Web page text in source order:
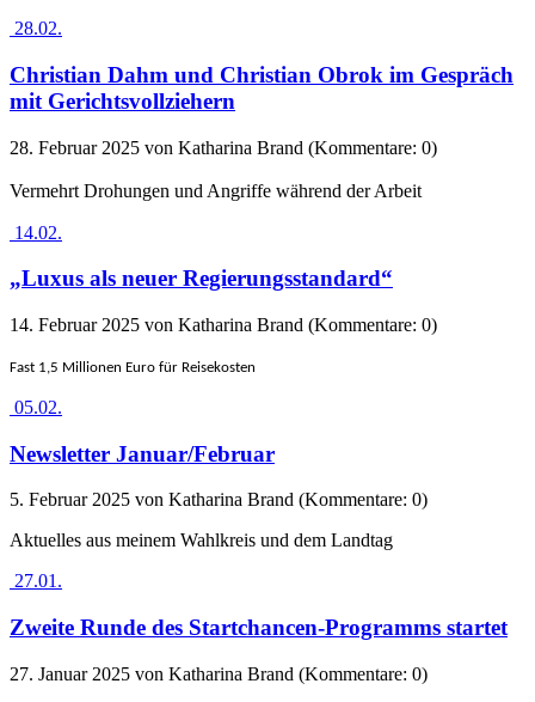
28.02.
Christian Dahm und Christian Obrok im Gespräch
mit Gerichtsvollziehern
28. Februar 2025 von Katharina Brand (Kommentare: 0)
Vermehrt Drohungen und Angriffe während der Arbeit
14.02.
„Luxus als neuer Regierungsstandard“
14. Februar 2025 von Katharina Brand (Kommentare: 0)
Fast 1,5 Millionen Euro für Reisekosten
05.02.
Newsletter Januar/Februar
5. Februar 2025 von Katharina Brand (Kommentare: 0)
Aktuelles aus meinem Wahlkreis und dem Landtag
27.01.
Zweite Runde des Startchancen-Programms startet
27. Januar 2025 von Katharina Brand (Kommentare: 0)